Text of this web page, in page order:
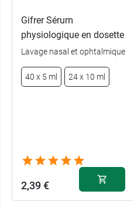
Gifrer Sérum
physiologique en dosette
Lavage nasal et ophtalmique
40 x 5 ml 24 x 10 ml
2,39 €